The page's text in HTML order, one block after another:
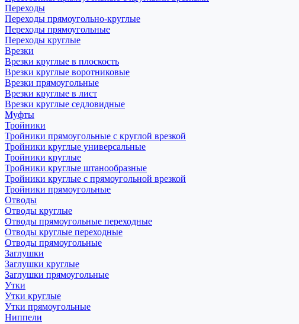
Переходы
Переходы прямоугольно-круглые
Переходы прямоугольные
Переходы круглые
Врезки
Врезки круглые в плоскость
Врезки круглые воротниковые
Врезки прямоугольные
Врезки круглые в лист
Врезки круглые седловидные
Муфты
Тройники
Тройники прямоугольные с круглой врезкой
Тройники круглые универсальные
Тройники круглые
Тройники круглые штанообразные
Тройники круглые с прямоугольной врезкой
Тройники прямоугольные
Отводы
Отводы круглые
Отводы прямоугольные переходные
Отводы круглые переходные
Отводы прямоугольные
Заглушки
Заглушки круглые
Заглушки прямоугольные
Утки
Утки круглые
Утки прямоугольные
Ниппели